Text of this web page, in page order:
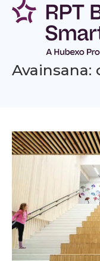
Siirry
sisältöön